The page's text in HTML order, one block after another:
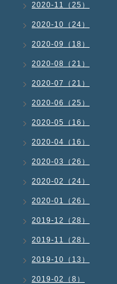
2020-11（25）
2020-10（24）
2020-09（18）
2020-08（21）
2020-07（21）
2020-06（25）
2020-05（16）
2020-04（16）
2020-03（26）
2020-02（24）
2020-01（26）
2019-12（28）
2019-11（28）
2019-10（13）
2019-02（8）